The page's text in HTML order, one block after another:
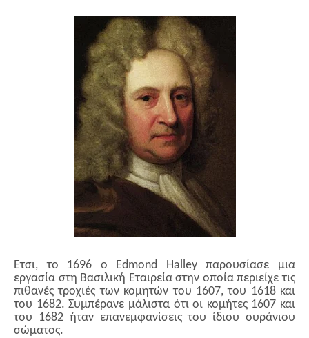
Έτσι, το 1696 ο Edmond Halley παρουσίασε μια
εργασία στη Βασιλική Εταιρεία στην οποία περιείχε τις
πιθανές τροχιές των κομητών του 1607, του 1618 και
του 1682. Συμπέρανε μάλιστα ότι οι κομήτες 1607 και
του 1682 ήταν επανεμφανίσεις του ίδιου ουράνιου
σώματος.